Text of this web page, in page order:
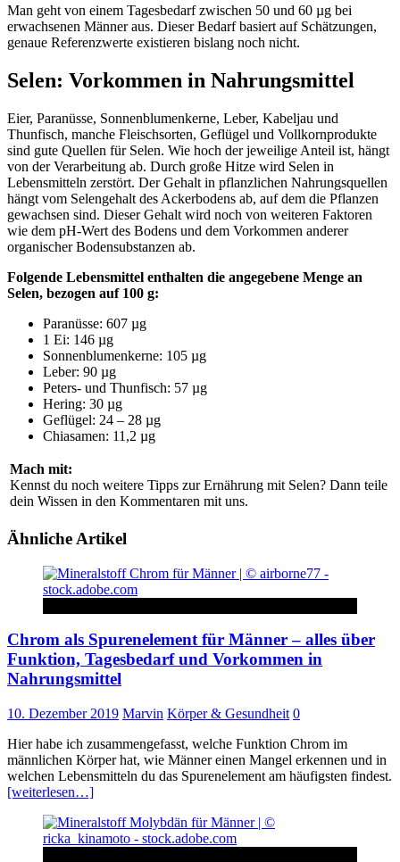
Man geht von einem Tagesbedarf zwischen 50 und 60 µg bei
erwachsenen Männer aus. Dieser Bedarf basiert auf Schätzungen,
genaue Referenzwerte existieren bislang noch nicht.
Selen: Vorkommen in Nahrungsmittel
Eier, Paranüsse, Sonnenblumenkerne, Leber, Kabeljau und
Thunfisch, manche Fleischsorten, Geflügel und Vollkornprodukte
sind gute Quellen für Selen. Wie hoch der jeweilige Anteil ist, hängt
von der Verarbeitung ab. Durch große Hitze wird Selen in
Lebensmitteln zerstört. Der Gehalt in pflanzlichen Nahrungsquellen
hängt vom Selengehalt des Ackerbodens ab, auf dem die Pflanzen
gewachsen sind. Dieser Gehalt wird noch von weiteren Faktoren
wie dem pH-Wert des Bodens und dem Vorkommen anderer
organischer Bodensubstanzen ab.
Folgende Lebensmittel enthalten die angegebene Menge an
Selen, bezogen auf 100 g:
Paranüsse: 607 µg
1 Ei: 146 µg
Sonnenblumenkerne: 105 µg
Leber: 90 µg
Peters- und Thunfisch: 57 µg
Hering: 30 µg
Geflügel: 24 – 28 µg
Chiasamen: 11,2 µg
Mach mit:
Kennst du noch weitere Tipps zur Ernährung mit Selen? Dann teile
dein Wissen in den Kommentaren mit uns.
Ähnliche Artikel
Chrom als Spurenelement für Männer – alles über
Funktion, Tagesbedarf und Vorkommen in
Nahrungsmittel
10. Dezember 2019 Marvin Körper & Gesundheit 0
Hier habe ich zusammengefasst, welche Funktion Chrom im
männlichen Körper hat, wie Männer einen Mangel erkennen und in
welchen Lebensmitteln du das Spurenelement am häufigsten findest.
[weiterlesen…]